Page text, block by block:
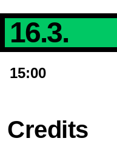
16.3.
15:00
Credits